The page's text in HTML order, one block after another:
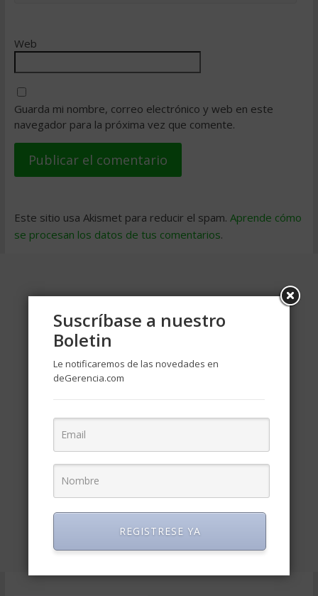
Web
Guarda mi nombre, correo electrónico y web en este
navegador para la próxima vez que comente.
Este sitio usa Akismet para reducir el spam. Aprende cómo
se procesan los datos de tus comentarios.
Suscríbase a nuestro
Boletin
Le notificaremos de las novedades en
deGerencia.com
REGISTRESE YA